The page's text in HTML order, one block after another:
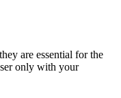
are essential for the
only with your